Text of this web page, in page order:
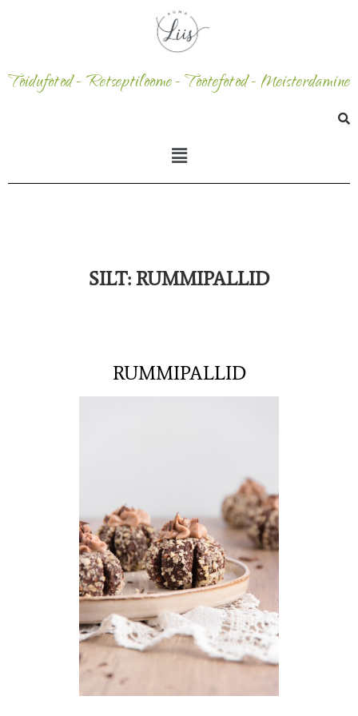
Toidufotod - Retseptiloome - Tootefotod - Meisterdamine
SILT: RUMMIPALLID
RUMMIPALLID